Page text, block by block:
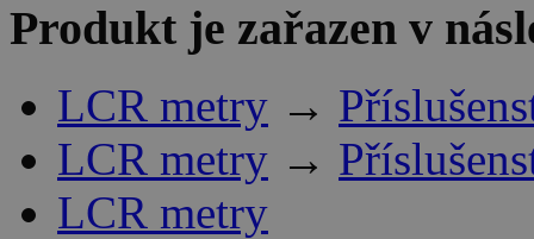
Produkt je zařazen v
LCR metry →
LCR metry →
LCR metry